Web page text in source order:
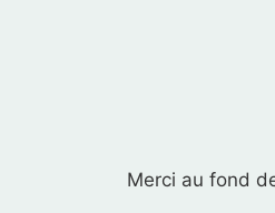
Merci au fond